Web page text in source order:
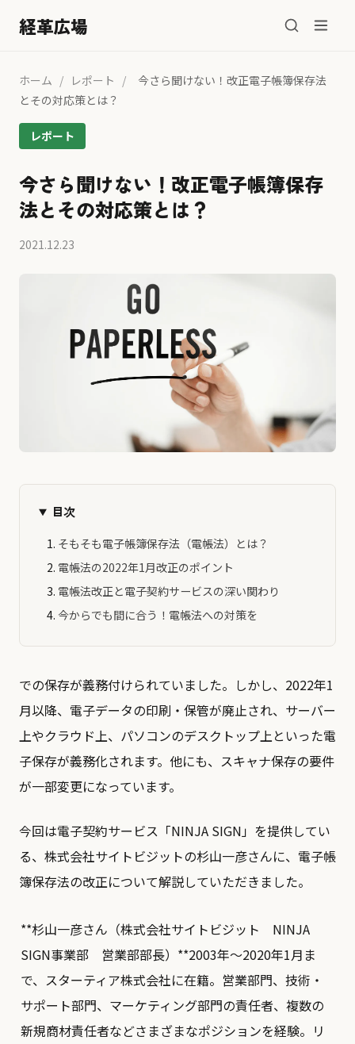
経革広場
ホーム / レポート /
今さら聞けない！改正電子帳簿保存法
とその対応策とは？
レポート
今さら聞けない！改正電子帳簿保存
法とその対応策とは？
2021.12.23
目次
そもそも電子帳簿保存法（電帳法）とは？
電帳法の2022年1月改正のポイント
電帳法改正と電子契約サービスの深い関わり
今からでも間に合う！電帳法への対策を
での保存が義務付けられていました。しかし、2022年1
月以降、電子データの印刷・保管が廃止され、サーバー
上やクラウド上、パソコンのデスクトップ上といった電
子保存が義務化されます。他にも、スキャナ保存の要件
が一部変更になっています。
今回は電子契約サービス「NINJA SIGN」を提供してい
る、株式会社サイトビジットの杉山一彦さんに、電子帳
簿保存法の改正について解説していただきました。
**杉山一彦さん（株式会社サイトビジット NINJA
SIGN事業部 営業部部長）**2003年～2020年1月ま
で、スターティア株式会社に在籍。営業部門、技術・
サポート部門、マーケティング部門の責任者、複数の
新規商材責任者などさまざまなポジションを経験。リ